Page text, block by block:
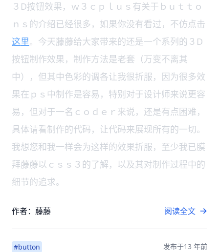
３D按钮效果，ｗ３ｃｐｌｕｓ有关于ｂｕｔｔｏ
ｎｓ的介绍已经很多，如果你没有看过，不仿点击
这里。今天藤藤给大家带来的还是一个系列的３D
按钮制作效果，制作方法是老套（万变不离其
中），但其中色彩的调各让我很折服，因为很多效
果在ｐｓ中制作是容易，特别对于设计师来说更容
易，但对于一名ｃｏｄｅｒ来说，还是有点困难，
具体请看制作的代码，让代码来展现所有的一切。
我想您和我一样会为这样的效果折服，至少我已膜
拜藤藤以ｃｓｓ３的了解，以及其对制作过程中的
细节的追求。
作者：藤藤 阅读全文
#button 发布于13 年前